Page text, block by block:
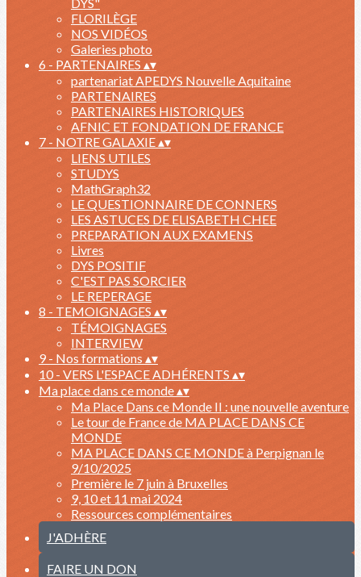
FLORILÈGE
NOS VIDÉOS
Galeries photo
6 - PARTENAIRES ▴▾
partenariat APEDYS Nouvelle Aquitaine
PARTENAIRES
PARTENAIRES HISTORIQUES
AFNIC ET FONDATION DE FRANCE
7 - NOTRE GALAXIE▴▾
LIENS UTILES
STUDYS
MathGraph32
LE QUESTIONNAIRE DE CONNERS
LES ASTUCES DE ELISABETH CHEE
PREPARATION AUX EXAMENS
Livres
DYS POSITIF
C'EST PAS SORCIER
LE REPERAGE
8 - TEMOIGNAGES ▴▾
TÉMOIGNAGES
INTERVIEW
9 - Nos formations ▴▾
10 - VERS L'ESPACE ADHÉRENTS ▴▾
Ma place dans ce monde▴▾
Ma Place Dans ce Monde II : une nouvelle aventure
Le tour de France de MA PLACE DANS CE
MONDE
MA PLACE DANS CE MONDE à Perpignan le
9/10/2025
Première le 7 juin à Bruxelles
9, 10 et 11 mai 2024
Ressources complémentaires
J'ADHÈRE
FAIRE UN DON